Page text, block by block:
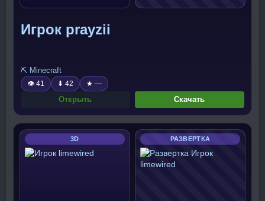
Игрок prayzii
⛏️ Minecraft
👁 41 ⬇ 42 ★ —
Открыть Скачать
3D РАЗВЕРТКА